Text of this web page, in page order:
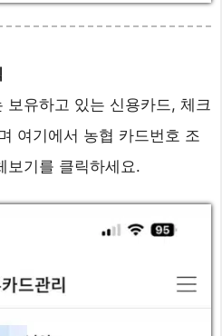
보유하고 있는 신용카드, 체크
여기에서 농협 카드번호 조
보기를 클릭하세요.